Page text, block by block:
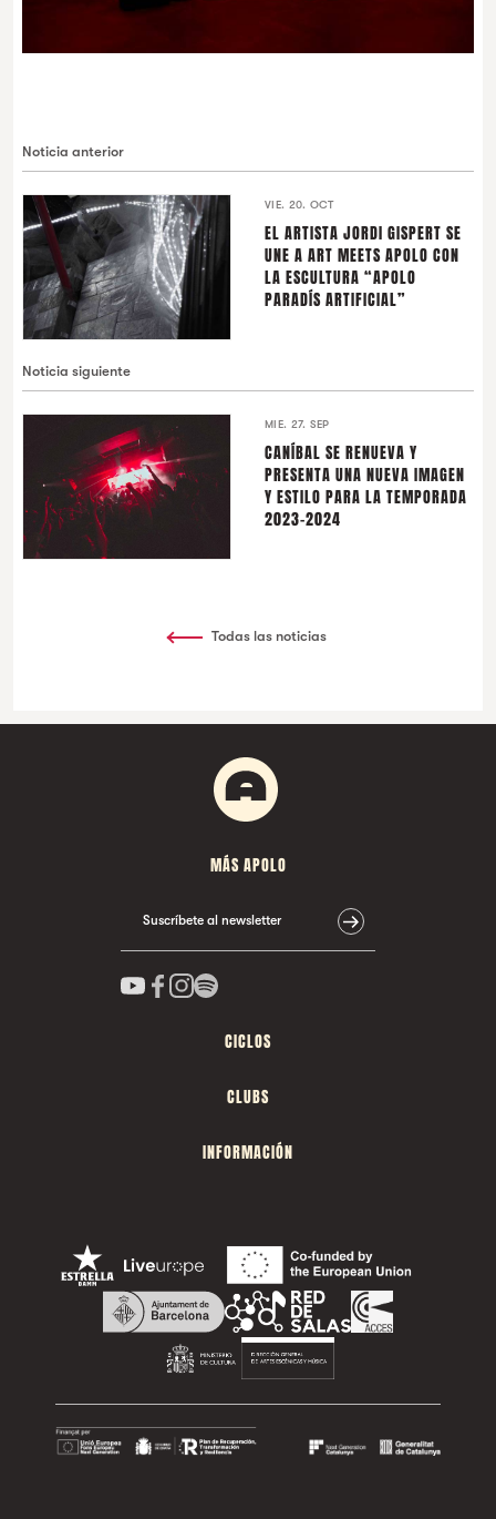
Noticia anterior
VIE. 20. OCT
EL ARTISTA JORDI GISPERT SE
UNE A ART MEETS APOLO CON
LA ESCULTURA “APOLO
PARADÍS ARTIFICIAL”
Noticia siguiente
MIE. 27. SEP
CANÍBAL SE RENUEVA Y
PRESENTA UNA NUEVA IMAGEN
Y ESTILO PARA LA TEMPORADA
2023-2024
Todas las noticias
MÁS APOLO
Suscríbete al newsletter
CICLOS
CLUBS
INFORMACIÓN